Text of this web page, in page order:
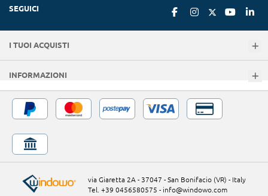
SEGUICI
I TUOI ACQUISTI
INFORMAZIONI
via Giaretta 2A - 37047 - San Bonifacio (VR) - Italy
Tel. +39 0456580575 - info@windowo.com